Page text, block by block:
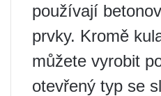
používají
prvky. Kromě
můžete vyrobit
otevřený typ se